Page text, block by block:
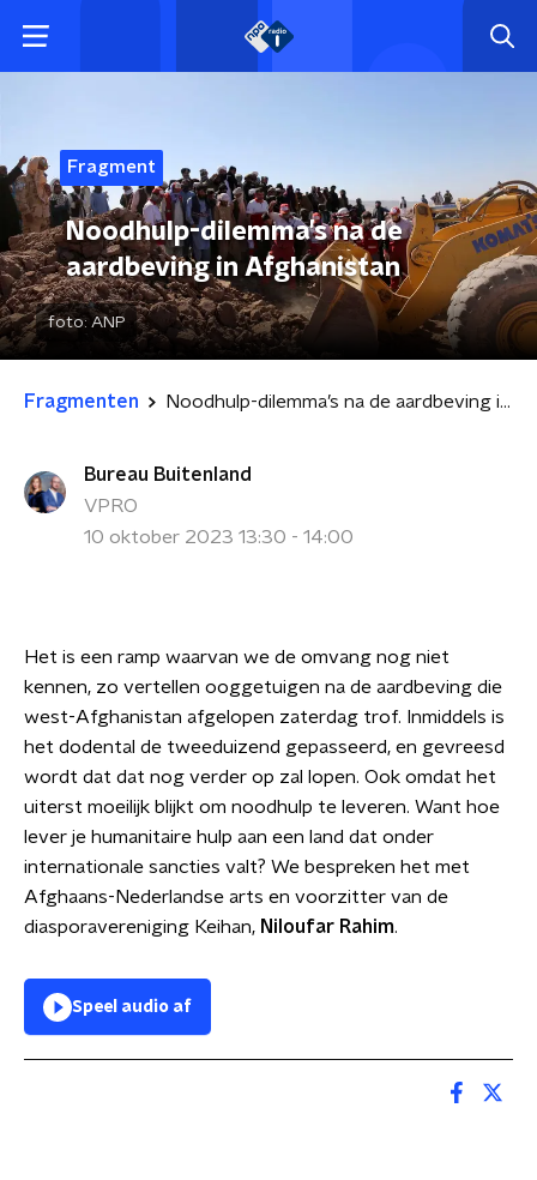
Fragment
Noodhulp-dilemma’s na de
aardbeving in Afghanistan
foto: ANP
Fragmenten Noodhulp-dilemma’s na de aardbeving in Afghanistan
Bureau Buitenland
VPRO
10 oktober 2023 13:30 - 14:00
Het is een ramp waarvan we de omvang nog niet
kennen, zo vertellen ooggetuigen na de aardbeving die
west-Afghanistan afgelopen zaterdag trof. Inmiddels is
het dodental de tweeduizend gepasseerd, en gevreesd
wordt dat dat nog verder op zal lopen. Ook omdat het
uiterst moeilijk blijkt om noodhulp te leveren. Want hoe
lever je humanitaire hulp aan een land dat onder
internationale sancties valt? We bespreken het met
Afghaans-Nederlandse arts en voorzitter van de
diasporavereniging Keihan, Niloufar Rahim.
Speel audio af